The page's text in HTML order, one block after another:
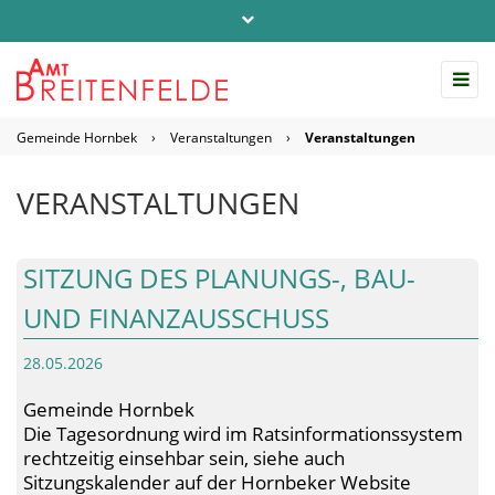
info@amt-breitenfelde.de
Gemeinde Hornbek › Veranstaltungen › Veranstaltungen
VERANSTALTUNGEN
SITZUNG DES PLANUNGS-, BAU-
UND FINANZAUSSCHUSS
28.05.2026
Gemeinde Hornbek
Die Tagesordnung wird im Ratsinformationssystem
rechtzeitig einsehbar sein, siehe auch
Sitzungskalender auf der Hornbeker Website